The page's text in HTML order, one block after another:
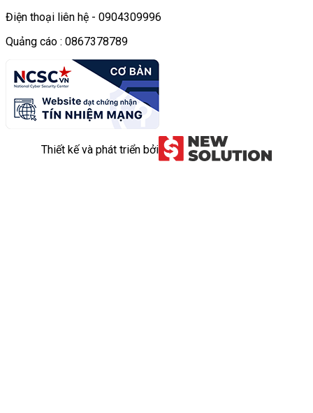
Điện thoại liên hệ - 0904309996
Quảng cáo : 0867378789
Thiết kế và phát triển bởi